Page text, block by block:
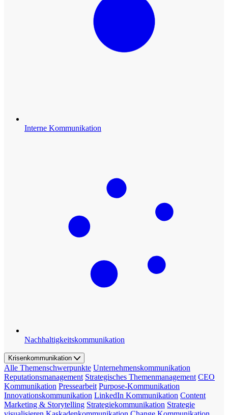
Interne Kommunikation
Nachhaltigkeitskommunikation
Krisenkommunikation
Alle Themenschwerpunkte Unternehmenskommunikation
Reputationsmanagement Strategisches Themenmanagement CEO
Kommunikation Pressearbeit Purpose-Kommunikation
Innovationskommunikation LinkedIn Kommunikation Content
Marketing & Storytelling Strategiekommunikation Strategie